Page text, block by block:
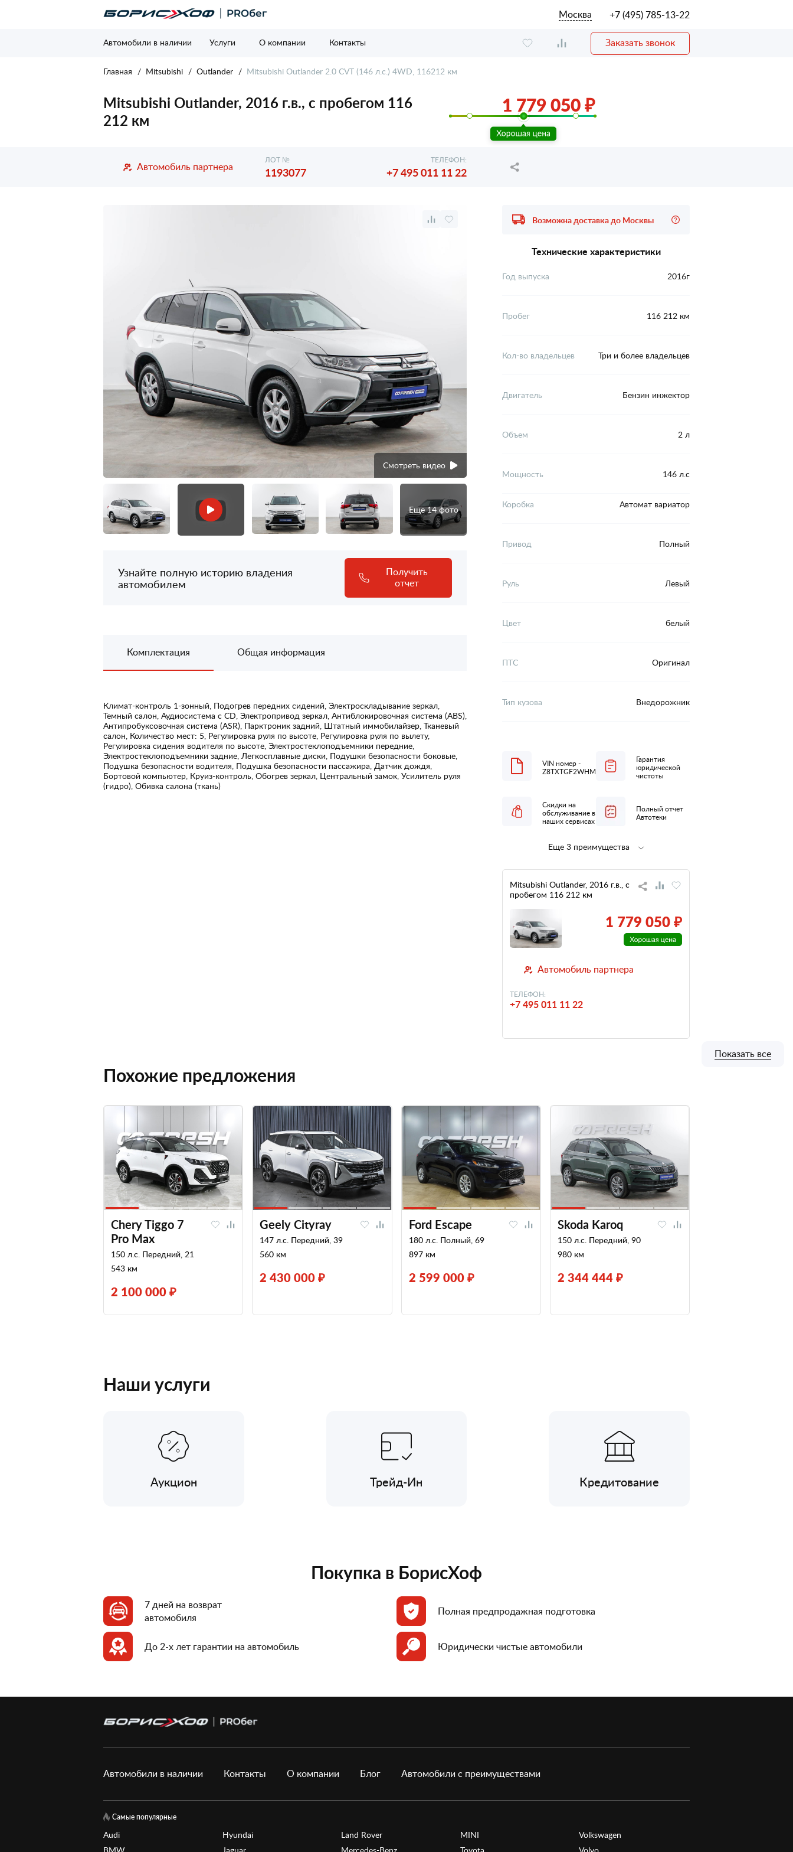
Москва +7 (495) 785-13-22
Автомобили в наличии Услуги О компании Контакты Заказать звонок
Главная Mitsubishi Outlander Mitsubishi Outlander 2.0 CVT (146 л.с.) 4WD, 116212 км
Mitsubishi Outlander, 2016 г.в., с пробегом 116
212 км
1 779 050 ₽
Автомобиль партнера
ЛОТ №
1193077
ТЕЛЕФОН:
+7 495 011 11 22
Смотреть видео
Еще 14 фото
Узнайте полную историю владения
автомобилем
Получить
отчет
Комплектация Общая информация
Климат-контроль 1-зонный, Подогрев передних сидений, Электроскладывание зеркал,
Темный салон, Аудиосистема с CD, Электропривод зеркал, Антиблокировочная система (ABS),
Антипробуксовочная система (ASR), Парктроник задний, Штатный иммобилайзер, Тканевый
салон, Количество мест: 5, Регулировка руля по высоте, Регулировка руля по вылету,
Регулировка сидения водителя по высоте, Электростеклоподъемники передние,
Электростеклоподъемники задние, Легкосплавные диски, Подушки безопасности боковые,
Подушка безопасности водителя, Подушка безопасности пассажира, Датчик дождя,
Бортовой компьютер, Круиз-контроль, Обогрев зеркал, Центральный замок, Усилитель руля
(гидро), Обивка салона (ткань)
Возможна доставка до Москвы
Технические характеристики
Год выпуска 2016г
Пробег 116 212 км
Кол-во владельцев Три и более владельцев
Двигатель Бензин инжектор
Объем 2 л
Мощность 146 л.с
Коробка Автомат вариатор
Привод Полный
Руль Левый
Цвет белый
ПТС Оригинал
Тип кузова Внедорожник
VIN номер -
Z8TXTGF2WHM009294
Гарантия
юридической
чистоты
Скидки на
обслуживание в
наших сервисах
Полный отчет
Автотеки
Полная
низкий
Еще 3 преимущества
Mitsubishi Outlander, 2016 г.в., с
пробегом 116 212 км
1 779 050 ₽
Автомобиль партнера
ТЕЛЕФОН:
+7 495 011 11 22
Похожие предложения
Chery Tiggo 7
Pro Max
150 л.с. Передний, 21
543 км
2 100 000 ₽
Geely Cityray
147 л.с. Передний, 39
560 км
2 430 000 ₽
Ford Escape
180 л.с. Полный, 69
897 км
2 599 000 ₽
Skoda Karoq
150 л.с. Передний, 90
980 км
2 344 444 ₽
Показать все
Наши услуги
Аукцион Трейд-Ин Кредитование
Покупка в БорисХоф
7 дней на возврат
автомобиля
Полная предпродажная подготовка
До 2-х лет гарантии на автомобиль Юридически чистые автомобили
Автомобили в наличии Контакты О компании Блог Автомобили с преимуществами
Самые популярные
Audi
Hyundai
Land Rover
MINI
Volkswagen